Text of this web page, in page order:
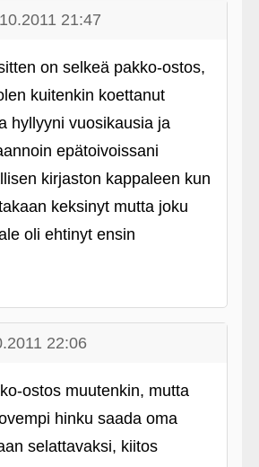
21:47
on selkeä pakko-ostos,
kuitenkin koettanut
hyllyyni vuosikausia ja
epätoivoissani
kirjaston kappaleen kun
keksinyt mutta joku
oli ehtinyt ensin
22:06
ostos muutenkin, mutta
hinku saada oma
selattavaksi, kiitos